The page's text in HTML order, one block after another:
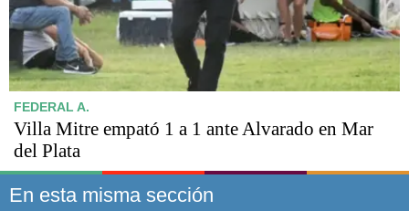
FEDERAL A.
Villa Mitre empató 1 a 1 ante Alvarado en Mar
del Plata
En esta misma sección